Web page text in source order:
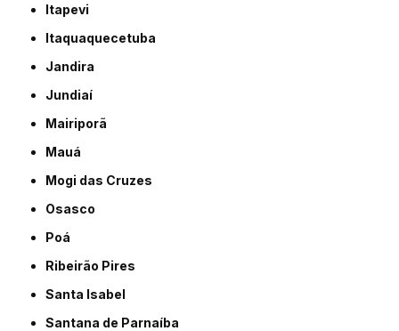
Itapevi
Itaquaquecetuba
Jandira
Jundiaí
Mairiporã
Mauá
Mogi das Cruzes
Osasco
Poá
Ribeirão Pires
Santa Isabel
Santana de Parnaíba